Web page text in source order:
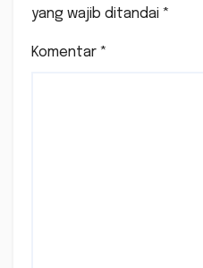
yang wajib ditandai *
Komentar *